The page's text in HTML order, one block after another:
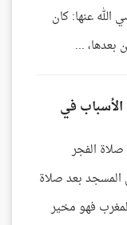
الله عنها: كان
بعدها، ...
في
الفجر
المسجد بعد صلاة
فهو مخير